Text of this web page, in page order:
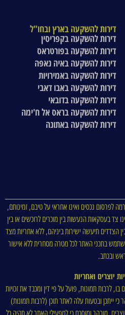
דירות להשקעה בארץ ובחו"ל
דירות להשקעה בקפריסין
דירות להשקעה בפורטראס
דירות להשקעה באיה נאפה
דירות להשקעה באמירויות
דירות להשקעה באבו דאבי
דירות להשקעה בדובאי
דירות להשקעה בראס אל ח'ימה
דירות להשקעה באתונה
לפרסום נכסים ואינו אחראי על טיבם, זמינותם,
צד בעסקאות הנעשות בין מוכרים לרוכשים או בין
הצדדים תיעשה ישירות ביניהם, ללא אחריות מצד
בתכני האתר לכל מטרה מסחרית ללא אישור
ובכתב.
יוצרים ואחריות
לרבות תמונות, פועל על פי דין ומכבד את זכויות
כי ייתכן ובטעות עלה לאתר תוכן (לרבות תמונות)
מובהר ומוסכם כי למפעילי האתר לא תהיה כל